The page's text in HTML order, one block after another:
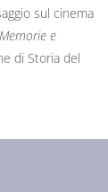
sul cinema
Memorie e
di Storia del